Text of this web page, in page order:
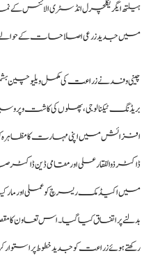
ہیلتھ ایگریکلچرل انڈسٹری الائنس
میں جدید زرعی اصلاحات کے
چینی وفد نے زراعتکی مکمل ویلیو
بریڈنگ ٹیکنالوجی، پھلوں کی کاشت و
افزائش میں اپنی مہارت کا مظاہرہ
ڈاکٹر ذوالفقار علی اور مقامی ڈین
میں اکیڈمک ریسرچ کو عملی اور
بدلنے پر اتفاق کیا گیا۔ اس تعاون کا
رکھتے ہوئے زراعت کو جدید خطوط پر